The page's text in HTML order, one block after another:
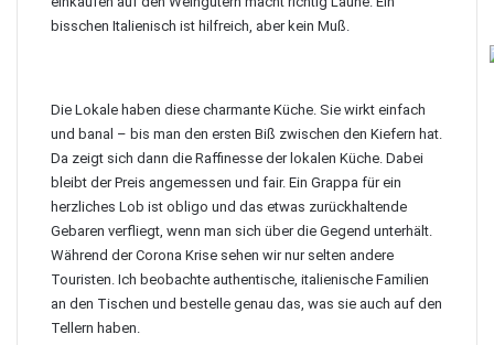
bisschen Italienisch ist hilfreich, aber kein Muß.
Die Lokale haben diese charmante Küche. Sie wirkt einfach
und banal – bis man den ersten Biß zwischen den Kiefern hat.
Da zeigt sich dann die Raffinesse der lokalen Küche. Dabei
bleibt der Preis angemessen und fair. Ein Grappa für ein
herzliches Lob ist obligo und das etwas zurückhaltende
Gebaren verfliegt, wenn man sich über die Gegend unterhält.
Während der Corona Krise sehen wir nur selten andere
Touristen. Ich beobachte authentische, italienische Familien
an den Tischen und bestelle genau das, was sie auch auf den
Tellern haben.